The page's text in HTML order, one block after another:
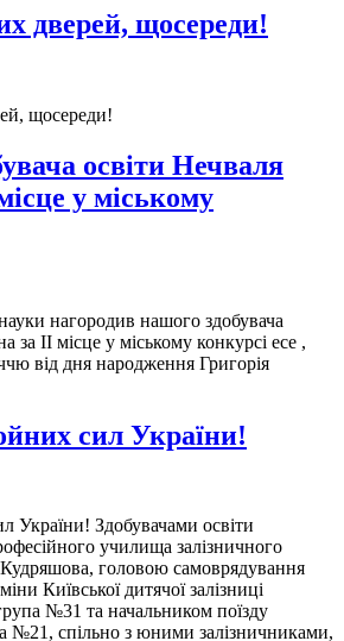
дверей, щосереди!
щосереди!
освіти Нечваля
у міському
нагородив нашого здобувача
за ІІ місце у міському конкурсі есе ,
від дня народження Григорія
сил України!
України! Здобувачами освіти
училища залізничного
головою самоврядування
Київської дитячої залізниці
№31 та начальником поїзду
спільно з юними залізничниками,